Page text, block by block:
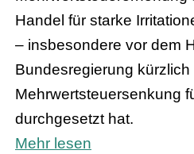
Handel für starke
– insbesondere vor dem
Bundesregierung kürzlich
Mehrwertsteuersenkung
durchgesetzt hat.
Mehr lesen